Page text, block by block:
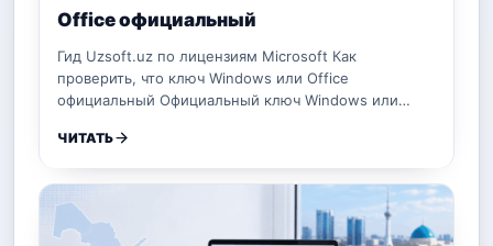
Office официальный
Гид Uzsoft.uz по лицензиям Microsoft Как
проверить, что ключ Windows или Office
официальный Официальный ключ Windows или…
ЧИТАТЬ